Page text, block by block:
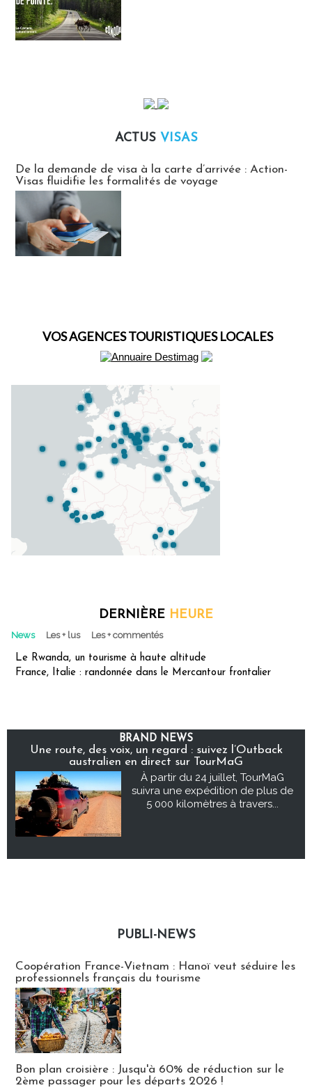
ACTUS VISAS
De la demande de visa à la carte d’arrivée : Action-
Visas fluidifie les formalités de voyage
VOS AGENCES TOURISTIQUES LOCALES
DERNIÈRE HEURE
News Les + lus Les + commentés
Le Rwanda, un tourisme à haute altitude
France, Italie : randonnée dans le Mercantour frontalier
BRAND NEWS
Une route, des voix, un regard : suivez l’Outback
australien en direct sur TourMaG
À partir du 24 juillet, TourMaG
suivra une expédition de plus de
5 000 kilomètres à travers...
PUBLI-NEWS
Coopération France-Vietnam : Hanoï veut séduire les
professionnels français du tourisme
Bon plan croisière : Jusqu'à 60% de réduction sur le
2ème passager pour les départs 2026 !